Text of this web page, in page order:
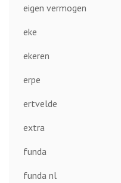
eigen vermogen
eke
ekeren
erpe
ertvelde
extra
funda
funda nl